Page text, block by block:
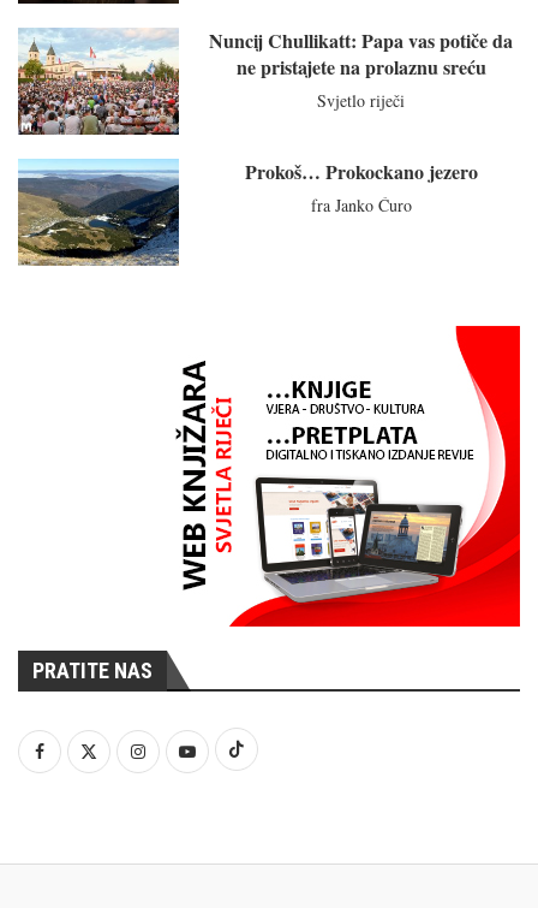
Nuncij Chullikatt: Papa vas potiče da
ne pristajete na prolaznu sreću
Svjetlo riječi
Prokoš… Prokockano jezero
fra Janko Ćuro
PRATITE NAS